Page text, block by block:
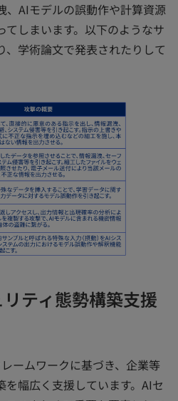
、AIモデルの誤動作や計算資源
てしまいます。以下のようなサ
、学術論文で発表されたりして
ティ態勢構築支援
ームワークに基づき、企業等
幅広く支援しています。AIセ